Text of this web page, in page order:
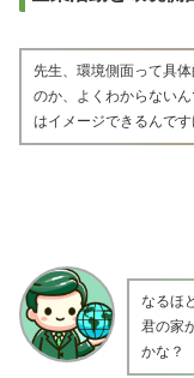
先生、環境側面って具
のか、よくわからない
はイメージできるんで
なるほ
君の家
かな？